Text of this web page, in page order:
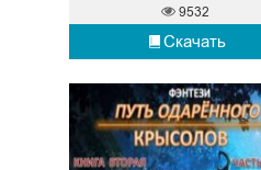
Скачать
9532